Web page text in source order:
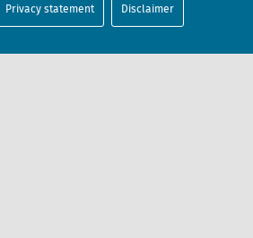
Privacy statement Disclaimer